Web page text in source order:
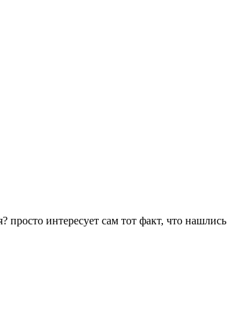
просто интересует сам тот факт, что нашлись